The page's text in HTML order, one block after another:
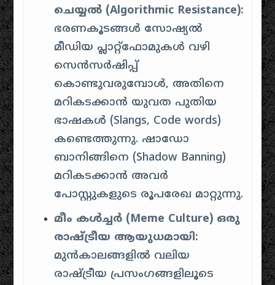
ചെയ്യൽ (Algorithmic Resistance):
ഭരണകൂടങ്ങൾ സോഷ്യൽ
മീഡിയ പ്ലാറ്റ്‌ഫോമുകൾ വഴി
സെൻസർഷിപ്പ്
കൊണ്ടുവരുമ്പോൾ, അതിനെ
മറികടക്കാൻ യുവത പുതിയ
ഭാഷകൾ (Slangs, Code words)
കണ്ടെത്തുന്നു. ഷാഡോ
ബാനിങ്ങിനെ (Shadow Banning)
മറികടക്കാൻ അവർ
പോസ്റ്റുകളുടെ രൂപരേഖ മാറ്റുന്നു.
മീം കൾച്ചർ (Meme Culture) ഒരു
രാഷ്ട്രീയ ആയുധമായി:
മുൻകാലങ്ങളിൽ വലിയ
രാഷ്ട്രീയ പ്രസംഗങ്ങളിലൂടെ